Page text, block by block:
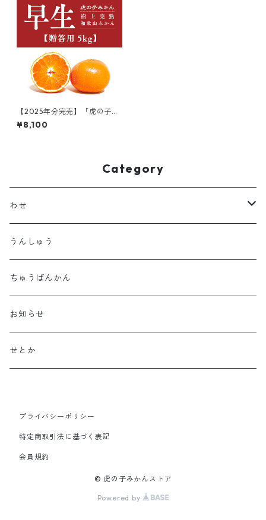
【2025年分完売】「虎の子み
かん」早生/贈答用5kg
¥8,100
Category
わせ
ゆら早生
早生（田口・宮川など）
YN早生
うんしゅう
ちゅうばんかん
お知らせ
せとか
プライバシーポリシー
特定商取引法に基づく表記
会員規約
© 虎の子みかんストア
Powered by